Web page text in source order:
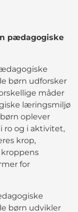
pædagogiske
børn udforsker
måder
læringsmiljø
oplever
ro og i aktivitet,
krop,
for
børn udvikler